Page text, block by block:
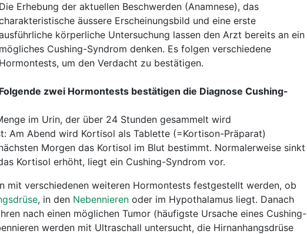
Die Erhebung der aktuellen Beschwerden (Anamnese), das
äussere Erscheinungsbild und eine erste
körperliche Untersuchung lassen den Arzt bereits an ein
mögliches Cushing-Syndrom denken. Es folgen verschiedene
Hormontests, um den Verdacht zu bestätigen.
Folgende zwei Hormontests bestätigen die Diagnose Cushing-
im Urin, der über 24 Stunden gesammelt wird
Am Abend wird Kortisol als Tablette (=Kortison-Präparat)
Morgen das Kortisol im Blut bestimmt. Normalerweise sinkt
Kortisol erhöht, liegt ein Cushing-Syndrom vor.
mit verschiedenen weiteren Hormontests festgestellt werden, ob
, in den Nebennieren oder im Hypothalamus liegt. Danach
nach einen möglichen Tumor (häufigste Ursache eines Cushing-
werden mit Ultraschall untersucht, die Hirnanhangsdrüse